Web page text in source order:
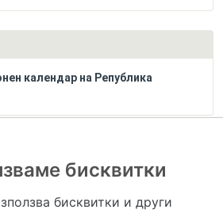
календар на Република
бисквитки
бисквитки и други